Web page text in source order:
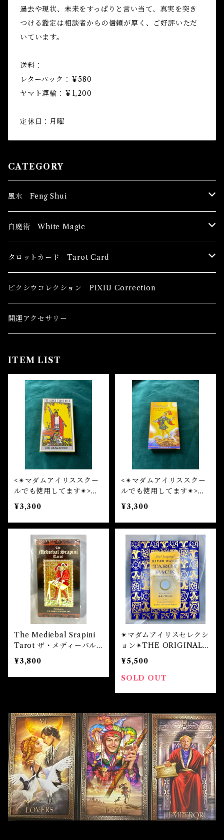
過去や現状、未来をすっぱりと言い当て、真実を突き
つける鑑定は相談者からの信頼が厚く、ご好評いただ
いています。
送料：
レターパック：￥580
ヤマト運輸：￥1,200
定休日：月曜
CATEGORY
風水 Feng Shui
ブッダ Buddha
恋愛運
健康運 Health
金運 Money
キーチェーン
金運 Money
恋愛 Love
干支風水置き物
子 Rat
寅 Tiger
卯 Rabit
辰 Dragon
巳 Snake
午 Horse
未 Sheep
申 Monkey
戌 Dog
亥 Pig
ブレスレット Bracelet
仕事 Job
人間関係 Relationship
白魔術 White Magic
香油 Oils
恋愛 Love
金運 Money
自己実現 Self-realization
裁判 Trial
人間関係 Relationships
キャンドル Candles
恋愛 Love
自己実現 Self-Realization
仕事 Job
スピリチュアル Spiritual
人間関係 RelationShips
線香 Stick Incense
仕事
人間関係
恋愛 Love
護身
パウダー Magical Powder
恋愛 Love
金運 Money
人間関係 Relationships
自己実現 Self-Realization
スピリチュアル Spiritual
バス＆フロアウォッシュ Bath&Floor Wash
護身 Self-Defence
金運 Money
人間関係 Relationships
バスハーブ Bath Herb
恋愛 love
白魔術キット
アミュレット Amulet
恋愛
健康
人生
願望実現
タロットカード Tarot Card
初心者向け For The Beginners
中級者向け
ピクシウコレクション PIXIU Correction
開運アクセサリー
ITEM LIST
<✴︎マダムアイリススクー
ルでも使用してます✴︎>
ザ・ライダータロットデッ
キ THE RIDER TARO
T DECK
¥3,300
<✴︎マダムアイリススクー
ルでも使用してます✴︎>ラ
ディアント・ライダーウェ
イト タロットカード R
IDER-WAITE Tarot Ca
rd
¥3,300
The Mediebal Srapini
Tarot ザ・メディーバル
スラピニタロット
¥3,800
✴︎マダムアイリスセレクシ
ョン✴︎THE ORIGINAL
RIDER WAITE TAROT
PACK オリジナルライダ
ーウェイトタロットパック
¥5,500
SOLD OUT